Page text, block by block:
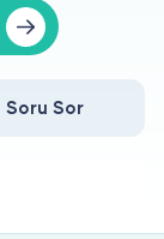
Soru Sor